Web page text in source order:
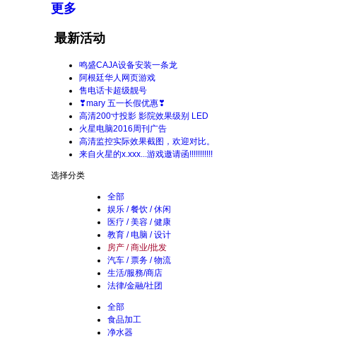
更多
最新活动
鸣盛CAJA设备安装一条龙
阿根廷华人网页游戏
售电话卡超级靓号
❣mary 五一长假优惠❣
高清200寸投影 影院效果级别 LED
火星电脑2016周刊广告
高清监控实际效果截图，欢迎对比。
来自火星的x.xxx...游戏邀请函!!!!!!!!!!!
选择分类
全部
娱乐 / 餐饮 / 休闲
医疗 / 美容 / 健康
教育 / 电脑 / 设计
房产 / 商业/批发
汽车 / 票务 / 物流
生活/服務/商店
法律/金融/社团
全部
食品加工
净水器